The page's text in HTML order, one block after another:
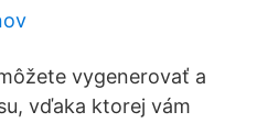
vygenerovať a
vďaka ktorej vám